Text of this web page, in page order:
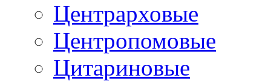
Центрарховые
Центропомовые
Цитариновые